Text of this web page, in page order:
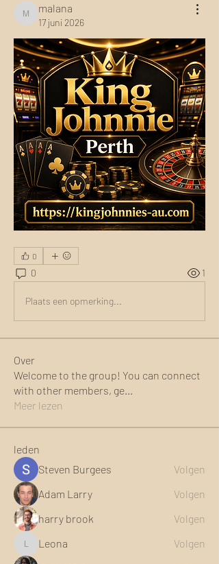
malana
malana
17 juni 2026
0
0 1
Plaats een opmerking...
Over
Welcome to the group! You can connect
with other members, ge...
Meer lezen
leden
Steven Burgees
Volgen
Adam Larry
Volgen
harry brook
Volgen
LeonaLeona
Volgen